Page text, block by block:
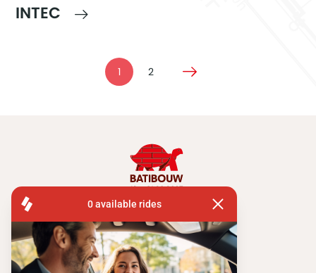
INTEC
1 2
FISA OPERATIONS
ATOMIUMSQUARE, 1 PB 505
1020 BRUSSEL